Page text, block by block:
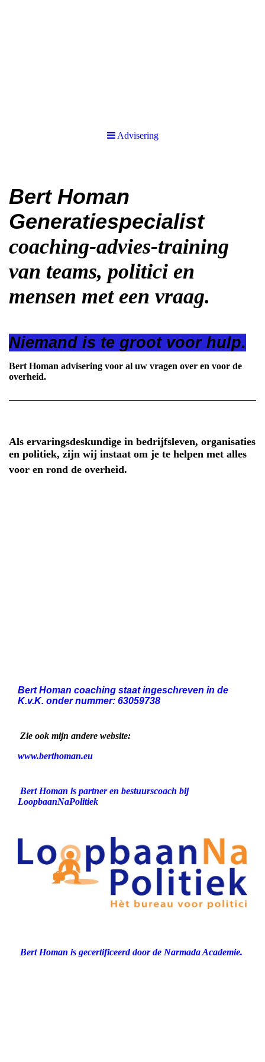
Advisering
Bert Homan
Generatiespecialist
coaching-advies-training
van teams, politici en
mensen met een vraag.
Niemand is te groot voor hulp.
Bert Homan advisering voor al uw vragen over en voor de
overheid.
Als ervaringsdeskundige in bedrijfsleven, organisaties
en politiek, zijn wij instaat om je te helpen met alles
voor en rond de overheid.
Bert Homan coaching staat ingeschreven in de
K.v.K. onder nummer: 63059738
Zie ook mijn andere website:
www.berthoman.eu
Bert Homan is partner en bestuurscoach bij
LoopbaanNaPolitiek
Bert Homan is gecertificeerd door de Narmada Academie.